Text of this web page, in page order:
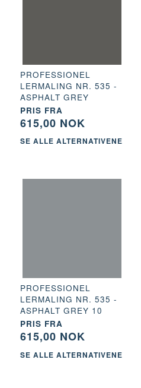
PROFESSIONEL
LERMALING NR. 535 -
ASPHALT GREY
PRIS FRA
615,00 NOK
SE ALLE ALTERNATIVENE
PROFESSIONEL
LERMALING NR. 535 -
ASPHALT GREY 10
PRIS FRA
615,00 NOK
SE ALLE ALTERNATIVENE